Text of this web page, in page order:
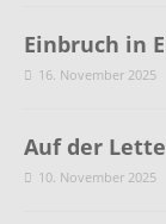
Einbruch in
16. November 2025
Auf der
10. November 2025